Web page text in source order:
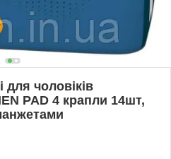
для чоловіків
PAD 4 крапли 14шт,